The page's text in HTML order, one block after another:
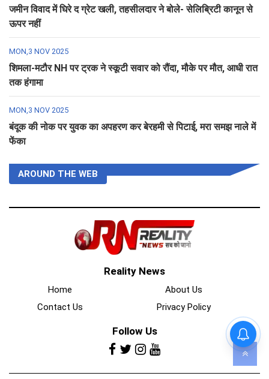
जमीन विवाद में घिरे द ग्रेट खली, तहसीलदार ने बोले- सेलिब्रिटी कानून से
ऊपर नहीं
MON,3 NOV 2025
शिमला-मटौर NH पर ट्रक ने स्कूटी सवार को रौंदा, मौके पर मौत, आधी रात
तक हंगामा
MON,3 NOV 2025
बंदूक की नोक पर युवक का अपहरण कर बेरहमी से पिटाई, मरा समझ नाले में
फेंका
AROUND THE WEB
Reality News
Home
About Us
Contact Us
Privacy Policy
Follow Us